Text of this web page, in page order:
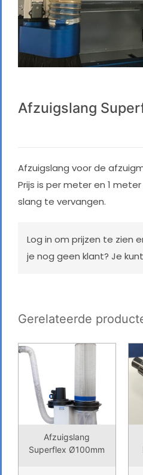
Afzuigslang
Afzuigslang voor de
Prijs is per meter en 1
slang te vervangen.
Log in om prijzen te zien
je nog geen klant? Je
Gerelateerde
Afzuigslang
Superflex Ø100mm